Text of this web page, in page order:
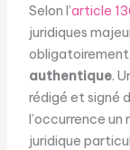
Selon l’article
juridiques
obligatoirement
authentique.
rédigé et signé
l’occurrence
juridique